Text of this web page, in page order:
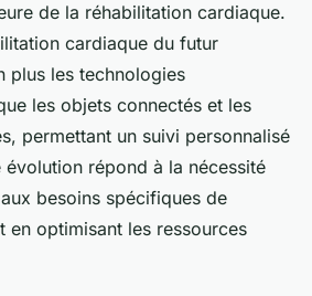
de la réhabilitation cardiaque.
cardiaque du futur
plus les technologies
les objets connectés et les
permettant un suivi personnalisé
répond à la nécessité
besoins spécifiques de
en optimisant les ressources